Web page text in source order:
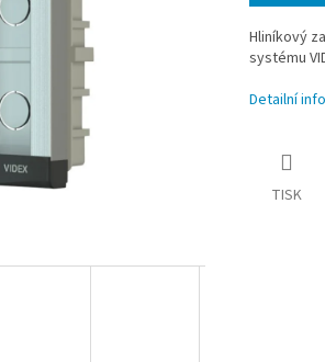
Hliníkový
systému
Detailní
TISK